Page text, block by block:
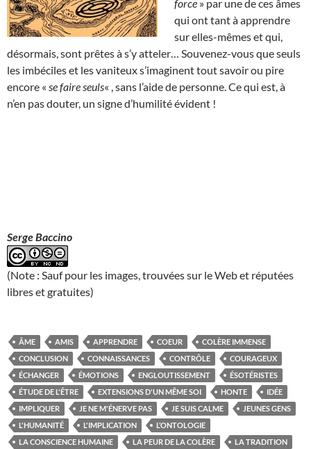
force » par une de ces âmes
qui ont tant à apprendre
sur elles-mêmes et qui,
désormais, sont prêtes à s’y atteler… Souvenez-vous que seuls
les imbéciles et les vaniteux s’imaginent tout savoir ou pire
encore « se faire seuls« , sans l’aide de personne. Ce qui est, à
n’en pas douter, un signe d’humilité évident !
Serge Baccino
(Note : Sauf pour les images, trouvées sur le Web et réputées
libres et gratuites)
ÂME AMIS APPRENDRE COEUR
COLÈRE IMMENSE
CONCLUSION
CONNAISSANCES CONTRÔLE
COURAGEUX
ÉCHANGER
ÉMOTIONS ENGLOUTISSEMENT
ÉSOTÉRISTES
ÉTUDE DE L'ÊTRE
EXTENSIONS D'UN MÊME SOI HONTE
IDÉE
IMPLIQUER
JE NE M'ÉNERVE PAS JE SUIS CALME
JEUNES GENS
L'HUMANITÉ
L'IMPLICATION
L’ONTOLOGIE
LA CONSCIENCE HUMAINE
LA PEUR DE LA COLÈRE
LA TRADITION